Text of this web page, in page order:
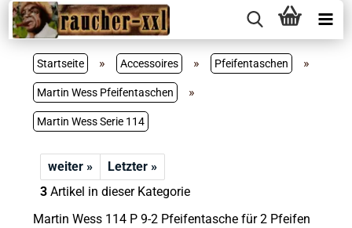
Startseite » Accessoires » Pfeifentaschen »
Martin Wess Pfeifentaschen »
Martin Wess Serie 114
weiter »
Letzter »
3Artikel in dieser Kategorie
Martin Wess 114 P 9-2 Pfeifentasche für 2 Pfeifen